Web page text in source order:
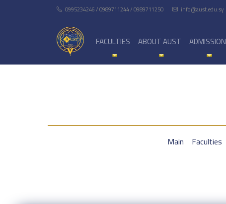
0995234246 / 0989711244 / 0989711250 info@aust.edu.sy
FACULTIES ABOUT AUST ADMISSION
Main Faculties